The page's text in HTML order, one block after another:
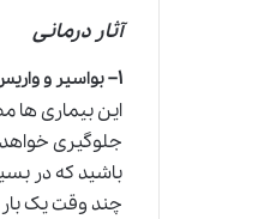
آثار درمانی
۱–بواسیر و
این بیماری ها
جلوگیری خواهد
باشید که در
چند وقت یک